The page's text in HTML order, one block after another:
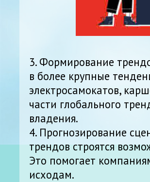
3. Формирование
в более крупные
электросамокатов,
части глобального
владения.
4. Прогнозирование
трендов строятся
Это помогает
исходам.